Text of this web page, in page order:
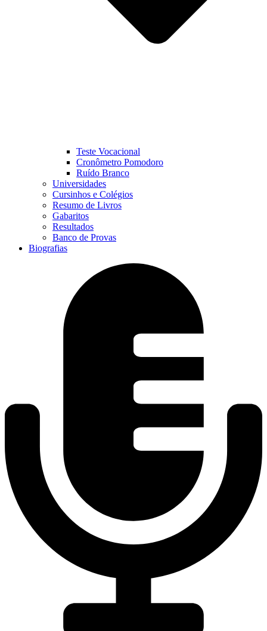
Teste Vocacional
Cronômetro Pomodoro
Ruído Branco
Universidades
Cursinhos e Colégios
Resumo de Livros
Gabaritos
Resultados
Banco de Provas
Biografias